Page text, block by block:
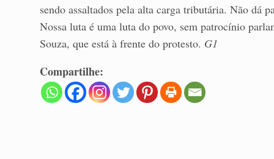
sendo assaltados pela alta carga tributária. Não dá
Nossa luta é uma luta do povo, sem patrocínio
Souza, que está à frente do protesto. G1
Compartilhe: